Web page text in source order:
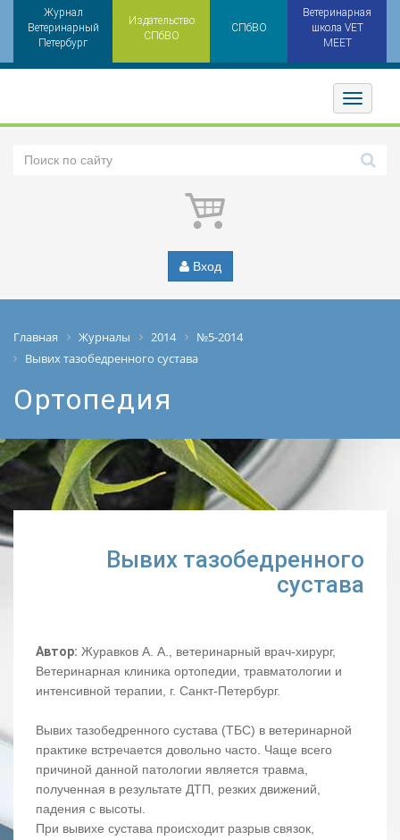
Журнал
Ветеринарный
Петербург
Издательство
СПбВО
СПбВО
Ветеринарная
школа VET
MEET
Toggler
Вход
Главная Журналы 2014
№5-2014
Вывих тазобедренного сустава
Ортопедия
Вывих тазобедренного
сустава
Автор: Журавков А. А., ветеринарный врач-хирург,
Ветеринарная клиника ортопедии, травматологии и
интенсивной терапии, г. Санкт-Петербург.
Вывих тазобедренного сустава (ТБС) в ветеринарной
практике встречается довольно часто. Чаще всего
причиной данной патологии является травма,
полученная в результате ДТП, резких движений,
падения с высоты.
При вывихе сустава происходит разрыв связок,